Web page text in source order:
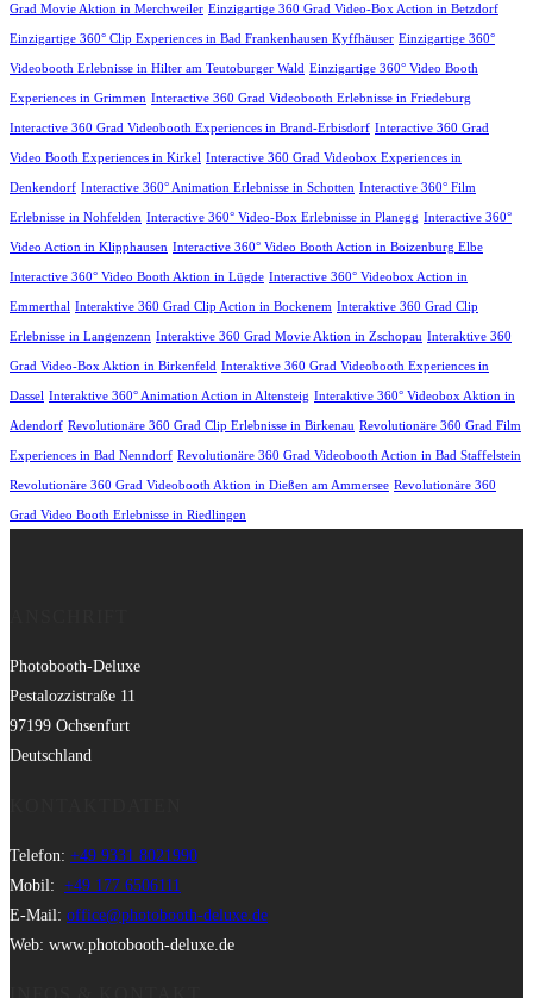
Grad Movie Aktion in Merchweiler Einzigartige 360 Grad Video-Box Action in Betzdorf
Einzigartige 360° Clip Experiences in Bad Frankenhausen Kyffhäuser Einzigartige 360°
Videobooth Erlebnisse in Hilter am Teutoburger Wald Einzigartige 360° Video Booth
Experiences in Grimmen Interactive 360 Grad Videobooth Erlebnisse in Friedeburg
Interactive 360 Grad Videobooth Experiences in Brand-Erbisdorf Interactive 360 Grad
Video Booth Experiences in Kirkel Interactive 360 Grad Videobox Experiences in
Denkendorf Interactive 360° Animation Erlebnisse in Schotten Interactive 360° Film
Erlebnisse in Nohfelden Interactive 360° Video-Box Erlebnisse in Planegg Interactive 360°
Video Action in Klipphausen Interactive 360° Video Booth Action in Boizenburg Elbe
Interactive 360° Video Booth Aktion in Lügde Interactive 360° Videobox Action in
Emmerthal Interaktive 360 Grad Clip Action in Bockenem Interaktive 360 Grad Clip
Erlebnisse in Langenzenn Interaktive 360 Grad Movie Aktion in Zschopau Interaktive 360
Grad Video-Box Aktion in Birkenfeld Interaktive 360 Grad Videobooth Experiences in
Dassel Interaktive 360° Animation Action in Altensteig Interaktive 360° Videobox Aktion in
Adendorf Revolutionäre 360 Grad Clip Erlebnisse in Birkenau Revolutionäre 360 Grad Film
Experiences in Bad Nenndorf Revolutionäre 360 Grad Videobooth Action in Bad Staffelstein
Revolutionäre 360 Grad Videobooth Aktion in Dießen am Ammersee Revolutionäre 360
Grad Video Booth Erlebnisse in Riedlingen
Photobooth-Deluxe
Pestalozzistraße 11
97199 Ochsenfurt
Deutschland
Telefon: +49 9331 8021990
Mobil: +49 177 6506111
E-Mail: office@photobooth-deluxe.de
Web: www.photobooth-deluxe.de